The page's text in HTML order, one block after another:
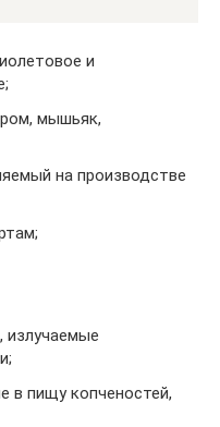
и
мышьяк,
на производстве
излучаемые
в пищу копченостей,